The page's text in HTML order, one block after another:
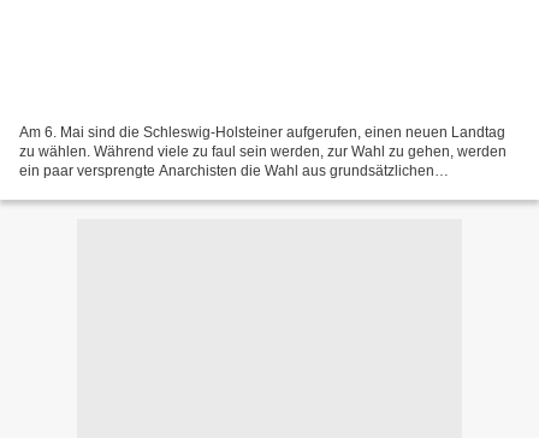
Am 6. Mai sind die Schleswig-Holsteiner aufgerufen, einen neuen Landtag
zu wählen. Während viele zu faul sein werden, zur Wahl zu gehen, werden
ein paar versprengte Anarchisten die Wahl aus grundsätzlichen